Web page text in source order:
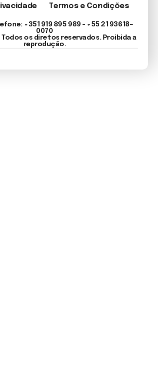
Termos e Condições
+351 919 895 989 – +55 21 93618-
0070
Todos os diretos reservados. Proibida a
reprodução.